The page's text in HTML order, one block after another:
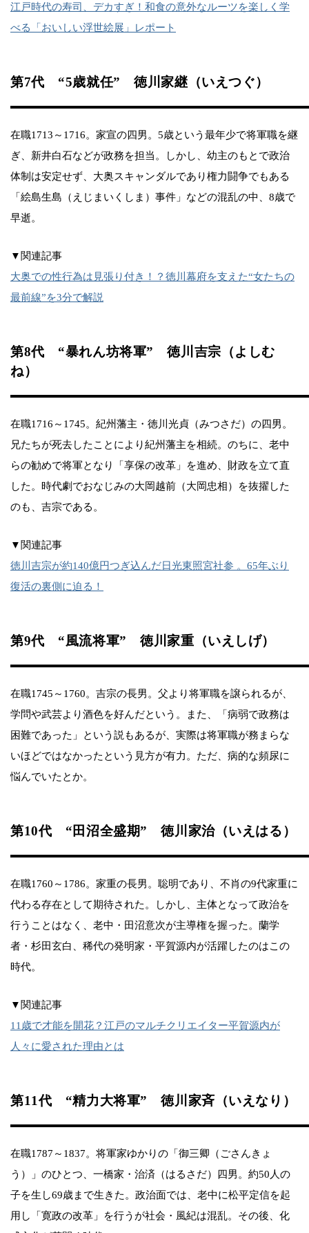
江戸時代の寿司、デカすぎ！和食の意外なルーツを楽しく学
べる「おいしい浮世絵展」レポート
第7代 “5歳就任” 徳川家継（いえつぐ）
在職1713～1716。家宣の四男。5歳という最年少で将軍職を継
ぎ、新井白石などが政務を担当。しかし、幼主のもとで政治
体制は安定せず、大奥スキャンダルであり権力闘争でもある
「絵島生島（えじまいくしま）事件」などの混乱の中、8歳で
早逝。
▼関連記事
大奥での性行為は見張り付き！？徳川幕府を支えた“女たちの
最前線”を3分で解説
第8代 “暴れん坊将軍” 徳川吉宗（よしむ
ね）
在職1716～1745。紀州藩主・徳川光貞（みつさだ）の四男。
兄たちが死去したことにより紀州藩主を相続。のちに、老中
らの勧めで将軍となり「享保の改革」を進め、財政を立て直
した。時代劇でおなじみの大岡越前（大岡忠相）を抜擢した
のも、吉宗である。
▼関連記事
徳川吉宗が約140億円つぎ込んだ日光東照宮社参 。65年ぶり
復活の裏側に迫る！
第9代 “風流将軍” 徳川家重（いえしげ）
在職1745～1760。吉宗の長男。父より将軍職を譲られるが、
学問や武芸より酒色を好んだという。また、「病弱で政務は
困難であった」という説もあるが、実際は将軍職が務まらな
いほどではなかったという見方が有力。ただ、病的な頻尿に
悩んでいたとか。
第10代 “田沼全盛期” 徳川家治（いえはる）
在職1760～1786。家重の長男。聡明であり、不肖の9代家重に
代わる存在として期待された。しかし、主体となって政治を
行うことはなく、老中・田沼意次が主導権を握った。蘭学
者・杉田玄白、稀代の発明家・平賀源内が活躍したのはこの
時代。
▼関連記事
11歳で才能を開花？江戸のマルチクリエイター平賀源内が
人々に愛された理由とは
第11代 “精力大将軍” 徳川家斉（いえなり）
在職1787～1837。将軍家ゆかりの「御三卿（ごさんきょ
う）」のひとつ、一橋家・治済（はるさだ）四男。約50人の
子を生し69歳まで生きた。政治面では、老中に松平定信を起
用し「寛政の改革」を行うが社会・風紀は混乱。その後、化